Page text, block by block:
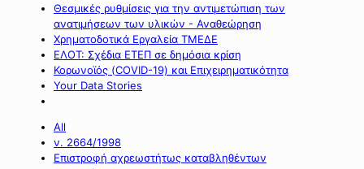
Θεσμικές ρυθμίσεις για την αντιμετώπιση των
ανατιμήσεων των υλικών - Αναθεώρηση
Χρηματοδοτικά Εργαλεία ΤΜΕΔΕ
ΕΛΟΤ: Σχέδια ΕΤΕΠ σε δημόσια κρίση
Κορωνοϊός (COVID-19) και Επιχειρηματικότητα
Your Data Stories
All
ν. 2664/1998
Επιστροφή αχρεωστήτως καταβληθέντων